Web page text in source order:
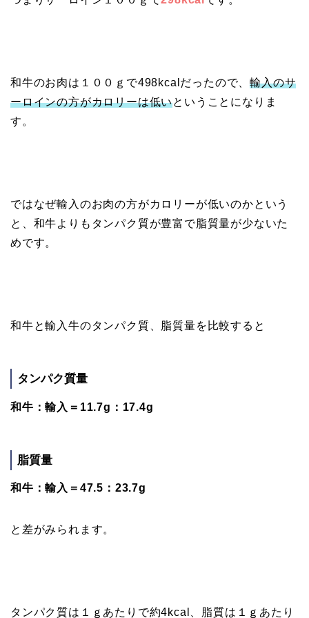
和牛のお肉は１００ｇで498kcalだったので、輸入のサ
ーロインの方がカロリーは低いということになりま
す。
ではなぜ輸入のお肉の方がカロリーが低いのかという
と、和牛よりもタンパク質が豊富で脂質量が少ないた
めです。
和牛と輸入牛のタンパク質、脂質量を比較すると
タンパク質量
和牛：輸入＝11.7g：17.4g
脂質量
和牛：輸入＝47.5：23.7g
と差がみられます。
タンパク質は１ｇあたりで約4kcal、脂質は１ｇあたり